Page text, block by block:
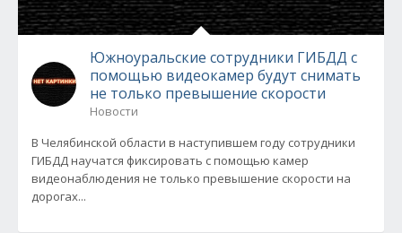
Южноуральские сотрудники ГИБДД с
помощью видеокамер будут снимать
не только превышение скорости
Новости
В Челябинской области в наступившем году сотрудники
ГИБДД научатся фиксировать с помощью камер
видеонаблюдения не только превышение скорости на
дорогах...